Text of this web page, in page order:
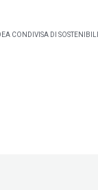
CONDIVISA DI